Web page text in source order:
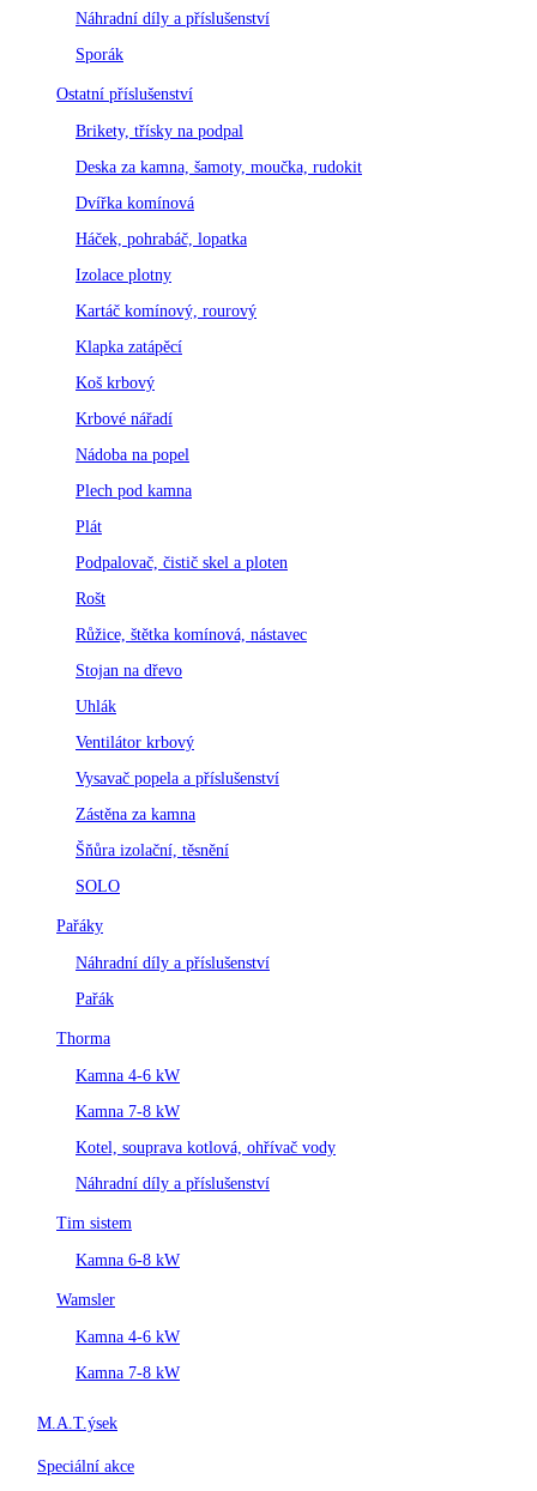
Náhradní díly a příslušenství
Sporák
Ostatní příslušenství
Brikety, třísky na podpal
Deska za kamna, šamoty, moučka, rudokit
Dvířka komínová
Háček, pohrabáč, lopatka
Izolace plotny
Kartáč komínový, rourový
Klapka zatápěcí
Koš krbový
Krbové nářadí
Nádoba na popel
Plech pod kamna
Plát
Podpalovač, čistič skel a ploten
Rošt
Růžice, štětka komínová, nástavec
Stojan na dřevo
Uhlák
Ventilátor krbový
Vysavač popela a příslušenství
Zástěna za kamna
Šňůra izolační, těsnění
SOLO
Pařáky
Náhradní díly a příslušenství
Pařák
Thorma
Kamna 4-6 kW
Kamna 7-8 kW
Kotel, souprava kotlová, ohřívač vody
Náhradní díly a příslušenství
Tim sistem
Kamna 6-8 kW
Wamsler
Kamna 4-6 kW
Kamna 7-8 kW
M.A.T.ýsek
Speciální akce